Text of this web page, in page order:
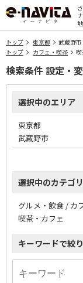
トップ 東京都
武蔵野市
トップ
カフェ・喫茶 喫
検索条件 設定・
選択中のエリア
東京都
武蔵野市
選択中のカテゴ
グルメ・飲食 / カ
喫茶・カフェ
キーワードで絞